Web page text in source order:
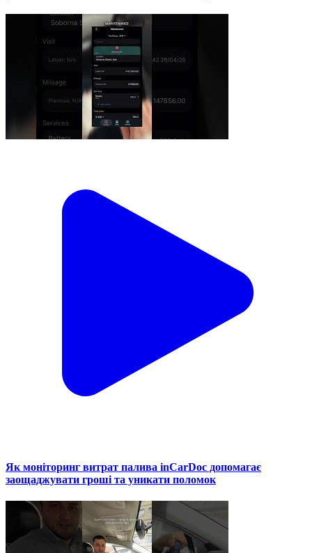
Як моніторинг витрат палива inCarDoc допомагає
заощаджувати гроші та уникати поломок